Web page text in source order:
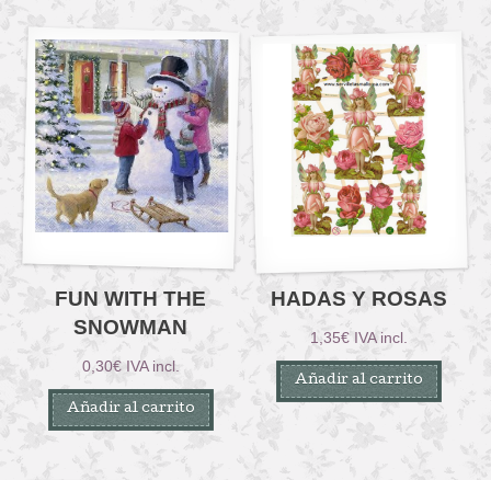
FUN WITH THE
SNOWMAN
0,30€ IVA incl.
Añadir al carrito
HADAS Y ROSAS
1,35€ IVA incl.
Añadir al carrito